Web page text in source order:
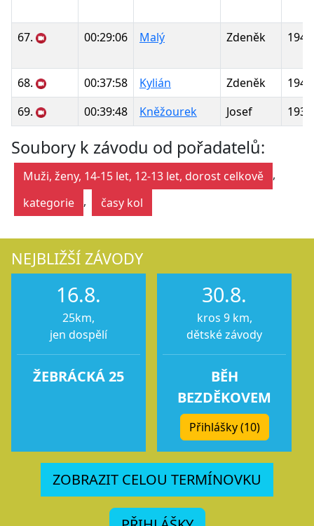
67. 00:29:06 Malý Zdeněk 1942
68. 00:37:58 Kylián Zdeněk
1940
69.
00:39:48 Kněžourek Josef 1939
Soubory k závodu od pořadatelů:
Muži, ženy, 14-15 let, 12-13 let, dorost celkově
,
kategorie
, časy kol
NEJBLIŽŠÍ ZÁVODY
16.8.
25km,
jen dospělí
ŽEBRÁCKÁ 25
30.8.
kros 9 km,
dětské závody
BĚH
BEZDĚKOVEM
Přihlášky (10)
ZOBRAZIT CELOU TERMÍNOVKU